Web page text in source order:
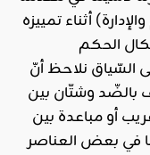
أثناء تمييزه
الحكم
السّياق نلاحظ أنّ
بالضّد وشتّان بين
أو مباعدة بين
في بعض العناصر